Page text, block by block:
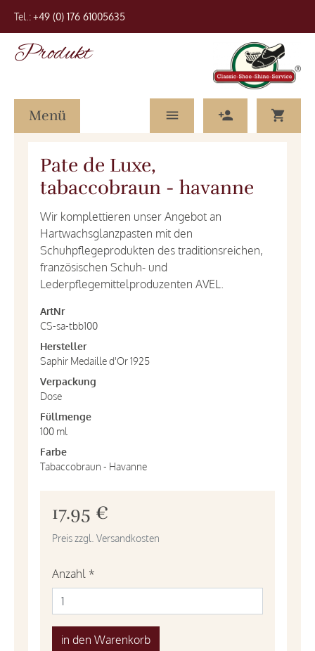
Tel.:+49 (0) 176 61005635
Produkt
Menü
Pate de Luxe,
tabaccobraun - havanne
Wir komplettieren unser Angebot an
Hartwachsglanzpasten mit den
Schuhpflegeprodukten des traditionsreichen,
französischen Schuh- und
Lederpflegemittelproduzenten AVEL.
ArtNr
CS-sa-tbb100
Hersteller
Saphir Medaille d'Or 1925
Verpackung
Dose
Füllmenge
100 ml
Farbe
Tabaccobraun - Havanne
17.95 €
Preis zzgl. Versandkosten
Anzahl *
in den Warenkorb